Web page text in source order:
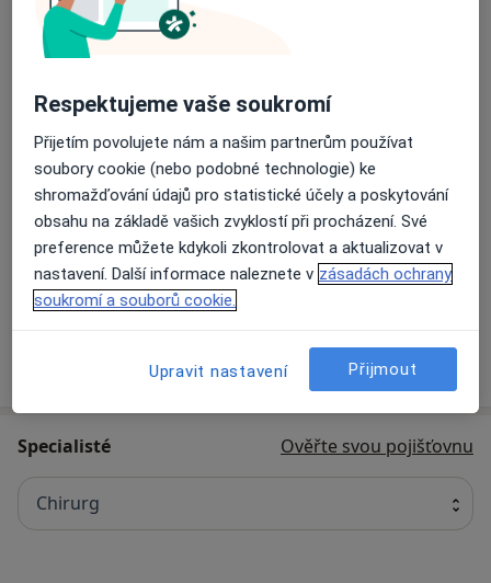
také rehabilitační lékařky. Každý člověk je jedinečná
osobnost a právě tak je k němu přistupováno. Lidský
přístup a pochopení je jednou z našich největších
Laparoskopická operace kýly
Laparoskopická operace slepého střeva
Proktologické vyšetření
Odstranění hemoroidů
+1 služba |+ 6 služby
Jak fungují ceny?
Specialisté Ověřte svou pojišťovnu
Chirurg
Respektujeme vaše soukromí
Přijetím povolujete nám a našim partnerům používat
soubory cookie (nebo podobné technologie) ke
shromažďování údajů pro statistické účely a poskytování
obsahu na základě vašich zvyklostí při procházení. Své
preference můžete kdykoli zkontrolovat a aktualizovat v
nastavení. Další informace naleznete v zásadách ochrany
soukromí a souborů cookie.
Upravit nastavení Přijmout